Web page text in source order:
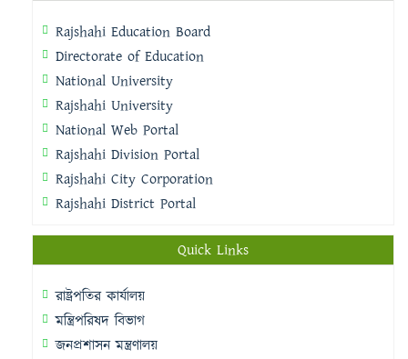
Rajshahi Education Board
Directorate of Education
National University
Rajshahi University
National Web Portal
Rajshahi Division Portal
Rajshahi City Corporation
Rajshahi District Portal
Quick Links
রাষ্ট্রপতির কার্যালয়
মন্ত্রিপরিষদ বিভাগ
জনপ্রশাসন মন্ত্রণালয়